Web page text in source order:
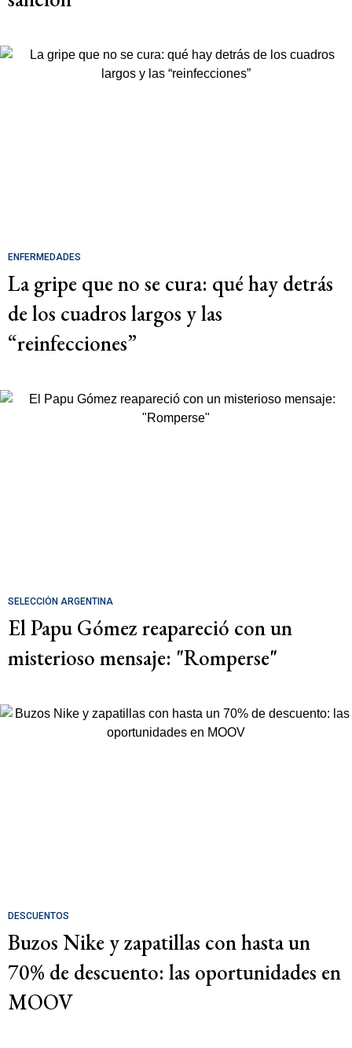
ENFERMEDADES
La gripe que no se cura: qué hay detrás
de los cuadros largos y las
“reinfecciones”
SELECCIÓN ARGENTINA
El Papu Gómez reapareció con un
misterioso mensaje: "Romperse"
DESCUENTOS
Buzos Nike y zapatillas con hasta un
70% de descuento: las oportunidades en
MOOV